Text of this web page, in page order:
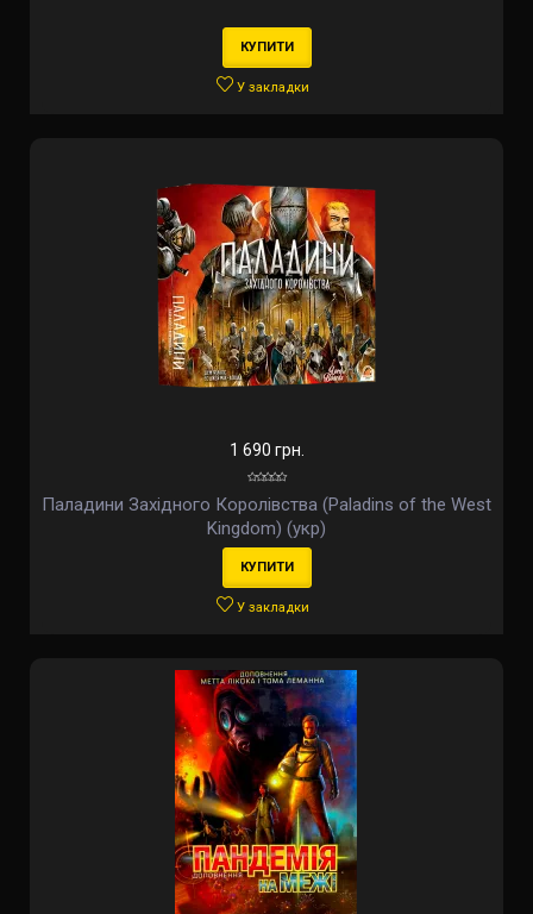
КУПИТИ
У закладки
1 690 грн.
Паладини Західного Королівства (Paladins of the West
Kingdom) (укр)
КУПИТИ
У закладки